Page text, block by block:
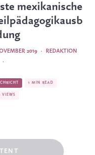
mexikanische
REDAKTION
·
2019
·
1 MIN READ
VIEWS